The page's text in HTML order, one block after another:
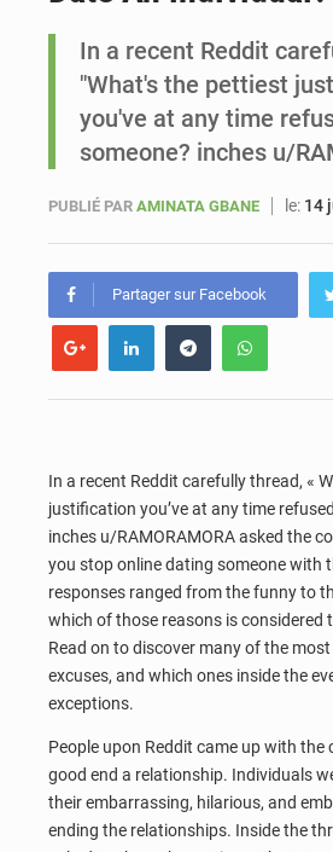
In a recent Reddit
"What's the pettiest
you've at any time
someone? inches u/
PUBLIÉ PAR AMINATA GBANE le: 14
Partager sur Facebook
In a recent Reddit carefully thread, «
justification you’ve at any time
inches u/RAMORAMORA asked the
you stop online dating someone with
responses ranged from the funny to
which of those reasons is considered
Read on to discover many of the
excuses, and which ones inside the
exceptions.
People upon Reddit came up with the
good end a relationship. Individuals
their embarrassing, hilarious, and
ending the relationships. Inside the